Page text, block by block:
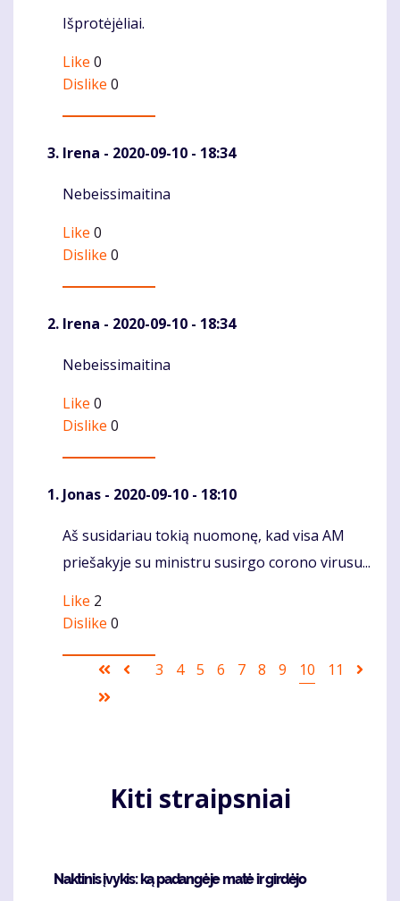
Komentaras
Išprotėjėliai.
Like 0
Dislike 0
Irena - 2020-09-10 - 18:34
Komentaras
Nebeissimaitina
Like 0
Dislike 0
Irena - 2020-09-10 - 18:34
Komentaras
Nebeissimaitina
Like 0
Dislike 0
Jonas - 2020-09-10 - 18:10
Komentaras
Aš susidariau tokią nuomonę, kad visa AM
priešakyje su ministru susirgo corono virusu...
Like 2
Dislike 0
Pagination
First Ankstesnis
Puslapis
3 Puslapis
4 Puslapis
5 Puslapis
6 Puslapis
7 Puslapis
8 Puslapis
9
Current
10 Puslapis
11
Kiti straipsniai
Naktinis įvykis: ką padangėje matė ir girdėjo